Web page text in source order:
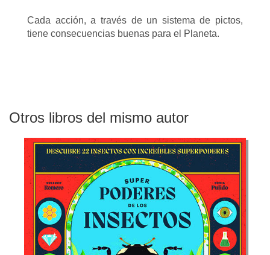
Cada acción, a través de un sistema de pictos,
tiene consecuencias buenas para el Planeta.
Otros libros del mismo autor